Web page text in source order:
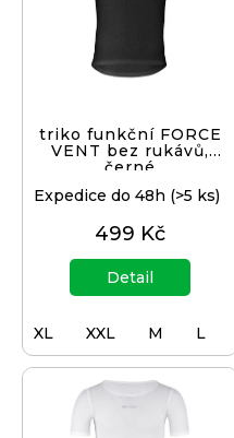
k
triko funkční FORCE
VENT bez rukávů,
černé
Expedice do 48h (>5 ks)
499 Kč
Detail
XL XXL M L
u
e